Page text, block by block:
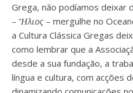
Grega, não podíamos deixar
– Ἥλιος – mergulhe no
a Cultura Clássica Gregas
como lembrar que a
desde a sua fundação, a
língua e cultura, com acções